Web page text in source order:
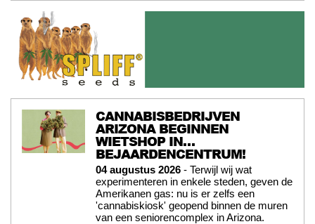
CANNABISBEDRIJVEN
ARIZONA BEGINNEN
WIETSHOP IN…
BEJAARDENCENTRUM!
04 augustus 2026 - Terwijl wij wat
experimenteren in enkele steden, geven de
Amerikanen gas: nu is er zelfs een
'cannabiskiosk' geopend binnen de muren
van een seniorencomplex in Arizona.